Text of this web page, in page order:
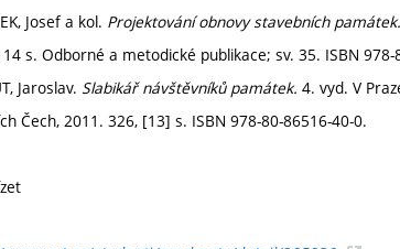
Josef a kol. Projektování obnovy stavebních památek.
s. Odborné a metodické publikace; sv. 35. ISBN 978-
Jaroslav. Slabikář návštěvníků památek. 4. vyd. V
Čech, 2011. 326, [13] s. ISBN 978-80-86516-40-0.